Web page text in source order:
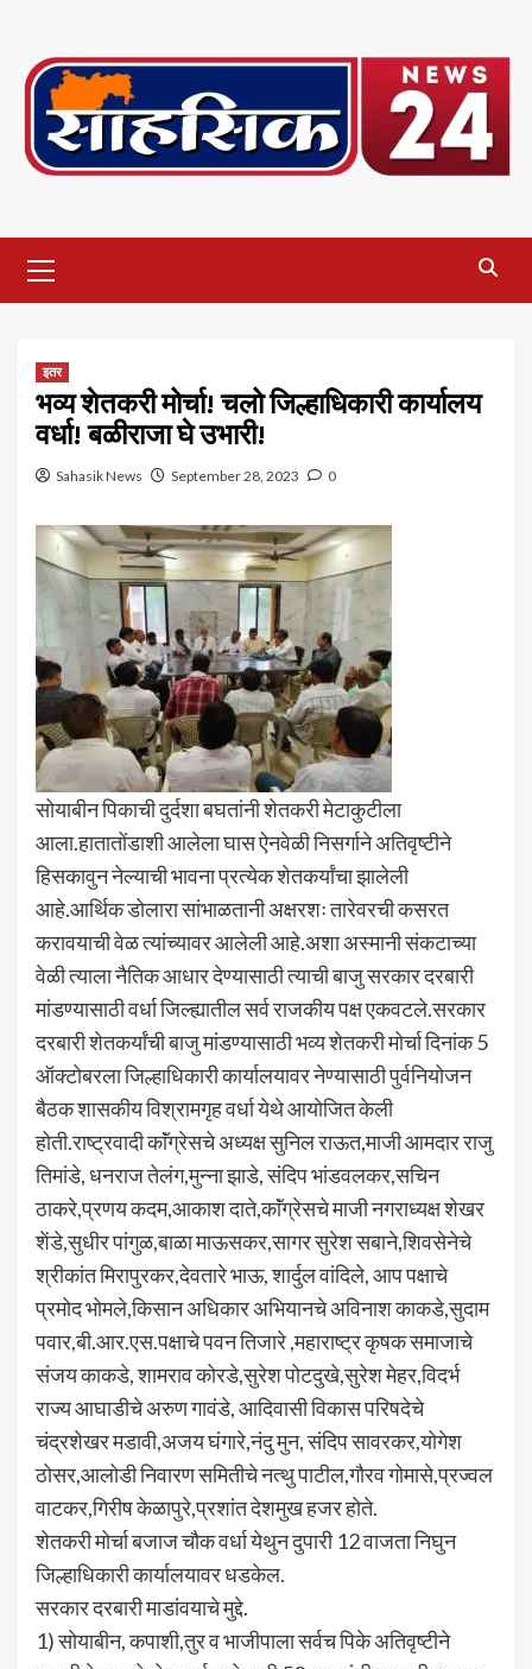
content
Menu
इतर
भव्य शेतकरी मोर्चा! चलो जिल्हाधिकारी कार्यालय
वर्धा! बळीराजा घे उभारी!
Sahasik News September 28, 2023 0
सोयाबीन पिकाची दुर्दशा बघतांनी शेतकरी मेटाकुटीला
आला.हातातोंडाशी आलेला घास ऐनवेळी निसर्गाने अतिवृष्टीने
हिसकावुन नेल्याची भावना प्रत्येक शेतकर्यांचा झालेली
आहे.आर्थिक डोलारा सांभाळतानी अक्षरशः तारेवरची कसरत
करावयाची वेळ त्यांच्यावर आलेली आहे.अशा अस्मानी संकटाच्या
वेळी त्याला नैतिक आधार देण्यासाठी त्याची बाजु सरकार दरबारी
मांडण्यासाठी वर्धा जिल्ह्यातील सर्व राजकीय पक्ष एकवटले.सरकार
दरबारी शेतकर्यांची बाजु मांडण्यासाठी भव्य शेतकरी मोर्चा दिनांक 5
ऑक्टोबरला जिल्हाधिकारी कार्यालयावर नेण्यासाठी पुर्वनियोजन
बैठक शासकीय विश्रामगृह वर्धा येथे आयोजित केली
होती.राष्ट्रवादी काॅंग्रेसचे अध्यक्ष सुनिल राऊत,माजी आमदार राजु
तिमांडे, धनराज तेलंग,मुन्ना झाडे, संदिप भांडवलकर,सचिन
ठाकरे,प्रणय कदम,आकाश दाते,काॅंग्रेसचे माजी नगराध्यक्ष शेखर
शेंडे,सुधीर पांगुळ,बाळा माऊसकर,सागर सुरेश सबाने,शिवसेनेचे
श्रीकांत मिरापुरकर,देवतारे भाऊ, शार्दुल वांदिले, आप पक्षाचे
प्रमोद भोमले,किसान अधिकार अभियानचे अविनाश काकडे,सुदाम
पवार,बी.आर.एस.पक्षाचे पवन तिजारे ,महाराष्ट्र कृषक समाजाचे
संजय काकडे, शामराव कोरडे,सुरेश पोटदुखे,सुरेश मेहर,विदर्भ
राज्य आघाडीचे अरुण गावंडे, आदिवासी विकास परिषदेचे
चंद्रशेखर मडावी,अजय घंगारे,नंदु मुन, संदिप सावरकर,योगेश
ठोसर,आलोडी निवारण समितीचे नत्थु पाटील,गौरव गोमासे,प्रज्वल
वाटकर,गिरीष केळापुरे,प्रशांत देशमुख हजर होते.
शेतकरी मोर्चा बजाज चौक वर्धा येथुन दुपारी 12 वाजता निघुन
जिल्हाधिकारी कार्यालयावर धडकेल.
सरकार दरबारी माडांवयाचे मुद्दे.
1) सोयाबीन, कपाशी,तुर व भाजीपाला सर्वच पिके अतिवृष्टीने